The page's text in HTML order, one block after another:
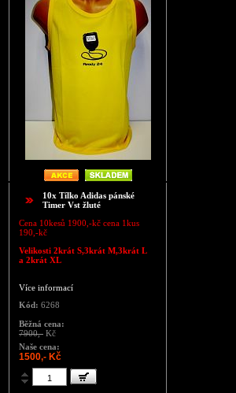
10x Tílko Adidas pánské
Timer Vst žluté
Cena 10kesů 1900,-kč cena 1kus
190,-kč
Velikosti 2krát S,3krát M,3krát L
a 2krát XL
Více informací
Kód: 6268
Běžná cena:
7900,- Kč
Naše cena:
1500,- Kč